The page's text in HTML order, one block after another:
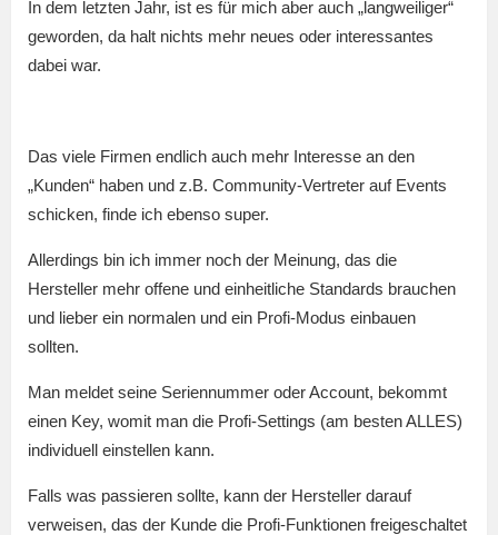
In dem letzten Jahr, ist es für mich aber auch „langweiliger“
geworden, da halt nichts mehr neues oder interessantes
dabei war.
Das viele Firmen endlich auch mehr Interesse an den
„Kunden“ haben und z.B. Community-Vertreter auf Events
schicken, finde ich ebenso super.
Allerdings bin ich immer noch der Meinung, das die
Hersteller mehr offene und einheitliche Standards brauchen
und lieber ein normalen und ein Profi-Modus einbauen
sollten.
Man meldet seine Seriennummer oder Account, bekommt
einen Key, womit man die Profi-Settings (am besten ALLES)
individuell einstellen kann.
Falls was passieren sollte, kann der Hersteller darauf
verweisen, das der Kunde die Profi-Funktionen freigeschaltet